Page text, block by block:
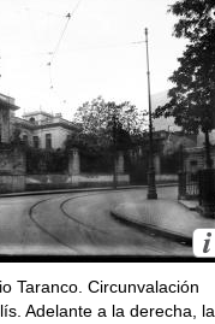
Taranco. Circunvalación
Adelante a la derecha, la